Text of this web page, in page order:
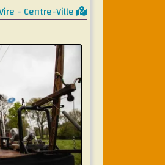
- Centre-Ville